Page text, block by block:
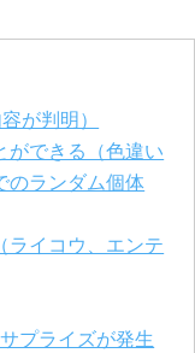
が判明）
ができる（色違い
のランダム個体
ライコウ、エンテ
プライズが発生